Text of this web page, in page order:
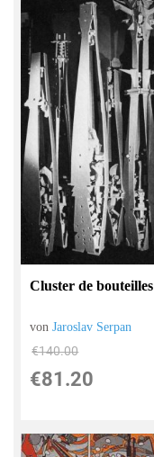
Cluster de bouteilles
vonJaroslav Serpan
€140.00
€81.20